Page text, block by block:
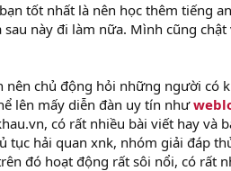
tốt nhất là nên học thêm tiếng
sau này đi làm nữa. Mình cũng
nên chủ động hỏi những người có
lên mấy diễn đàn uy tín như
có rất nhiều bài viết hay và
tục hải quan xnk, nhóm giải đáp
đó hoạt động rất sôi nổi, có rất